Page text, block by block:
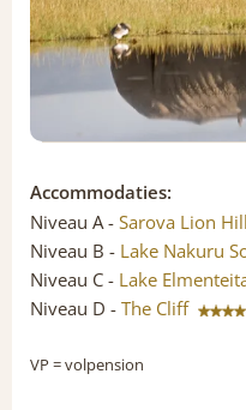
Accommodaties:
Niveau A - Sarova Lion
Niveau B - Lake Nakuru
Niveau C - Lake
Niveau D - The Cliff
VP = volpension